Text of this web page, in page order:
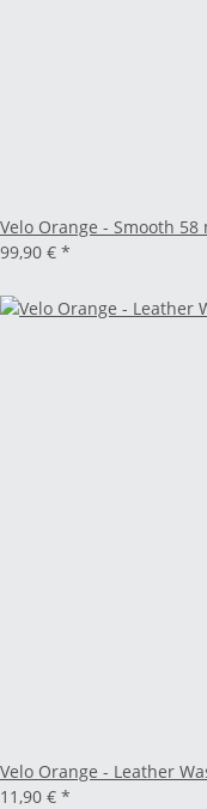
Velo Orange - Smooth
99,90 € *
Velo Orange - Leather
11,90 € *